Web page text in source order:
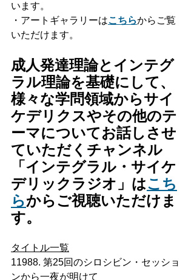
います。
・アートギャラリーはこちらからご覧
いただけます。
成人発達理論とインテグ
ラル理論を基礎にして、
様々な学問領域からサイ
ケデリクスやその他のテ
ーマについてお話しさせ
ていただくチャンネル
「インテグラル・サイケ
デリックラジオ」はこち
らからご視聴いただけま
す。
タイトル一覧
11988. 第25回のシロシビン・セッショ
ンから一夜が明けて